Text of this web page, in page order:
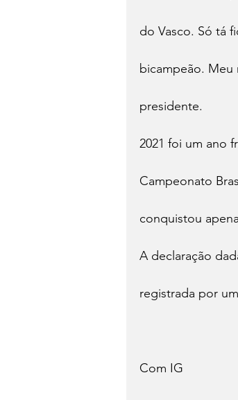
do Vasco. Só tá
bicampeão. Meu
presidente.
2021 foi um ano
Campeonato
conquistou
A declaração
registrada por
Com IG